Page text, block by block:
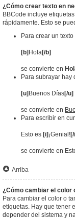
¿Cómo crear texto en
BBCode incluye
rápidamente. Esto se
Para crear un
[b]Hola[/b]
se convierte en
Para subrayar hay
[u]Buenos Días[/u]
se convierte en
Para escribir en
Esto es [i]¡Genial!
se convierte en
Arriba
¿Cómo cambiar el color
Para cambiar el color o
etiquetas. Hay que tener
depender del sistema y